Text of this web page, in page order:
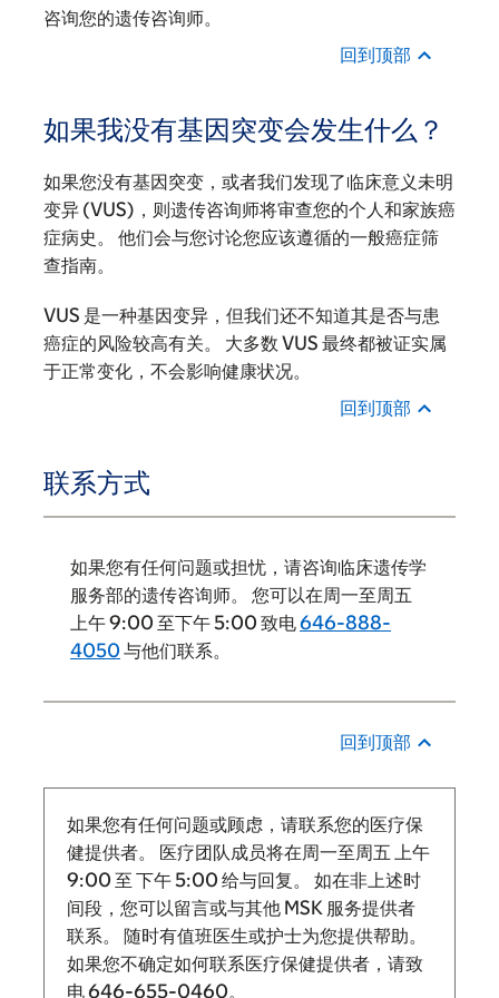
咨询您的遗传咨询师。
回到顶部
如果我没有基因突变会发生什么？
如果您没有基因突变，或者我们发现了临床意义未明
变异 (VUS)，则遗传咨询师将审查您的个人和家族癌
症病史。 他们会与您讨论您应该遵循的一般癌症筛
查指南。
VUS 是一种基因变异，但我们还不知道其是否与患
癌症的风险较高有关。 大多数 VUS 最终都被证实属
于正常变化，不会影响健康状况。
回到顶部
联系方式
如果您有任何问题或担忧，请咨询临床遗传学
服务部的遗传咨询师。 您可以在周一至周五
上午 9:00 至下午 5:00 致电646-888-
4050 与他们联系。
回到顶部
如果您有任何问题或顾虑，请联系您的医疗保
健提供者。 医疗团队成员将在周一至周五 上午
9:00 至 下午 5:00 给与回复。
如在非上述时
间段，您可以留言或与其他 MSK 服务提供者
联系。 随时有值班医生或护士为您提供帮助。
如果您不确定如何联系医疗保健提供者，请致
电646-655-0460。